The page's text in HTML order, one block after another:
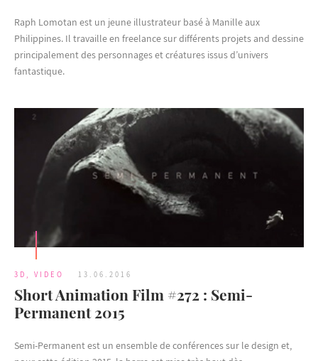
Raph Lomotan est un jeune illustrateur basé à Manille aux
Philippines. Il travaille en freelance sur différents projets and dessine
principalement des personnages et créatures issus d’univers
fantastique.
3D , VIDEO 13.06.2016
Short Animation Film #272 : Semi-
Permanent 2015
Semi-Permanent est un ensemble de conférences sur le design et,